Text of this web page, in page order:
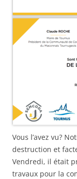
Vous l’avez vu?
destruction et
Vendredi, il était
travaux pour la